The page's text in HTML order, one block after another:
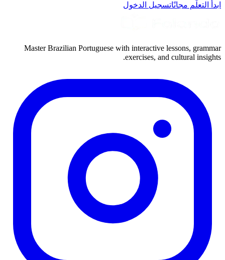
ابدأ التعلّم مجانًاتسجيل الدخول
Master Brazilian Portuguese with interactive lessons, grammar
exercises, and cultural insights.